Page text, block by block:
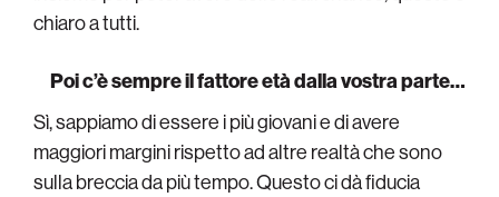
chiaro a tutti.
Poi c’è sempre il fattore età dalla vostra parte…
Sì, sappiamo di essere i più giovani e di avere
maggiori margini rispetto ad altre realtà che sono
sulla breccia da più tempo. Questo ci dà fiducia